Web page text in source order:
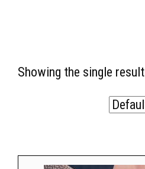
Showing the single result